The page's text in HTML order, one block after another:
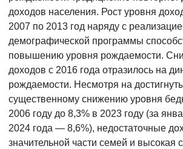
доходов населения. Рост уровня
2007 по 2013 год наряду с
демографической программы
повышению уровня рождаемости.
доходов с 2016 года отразилось на
рождаемости. Несмотря на
существенному снижению уровня
2006 году до 8,3% в 2023 году (за
2024 года — 8,6%), недостаточные
значительной части семей и высокая